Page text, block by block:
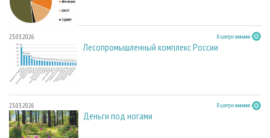
23.03.2026 В центре внимания
Лесопромышленный комплекс России
23.03.2026 В центре внимания
Деньги под ногами